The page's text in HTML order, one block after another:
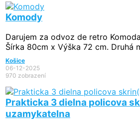
Komody
Darujem za odvoz de retro
Šírka 80cm x Výška 72 cm. Druhá
Košice
06-12-2025
970 zobrazení
Prakticka 3 dielna policova
uzamykatelna